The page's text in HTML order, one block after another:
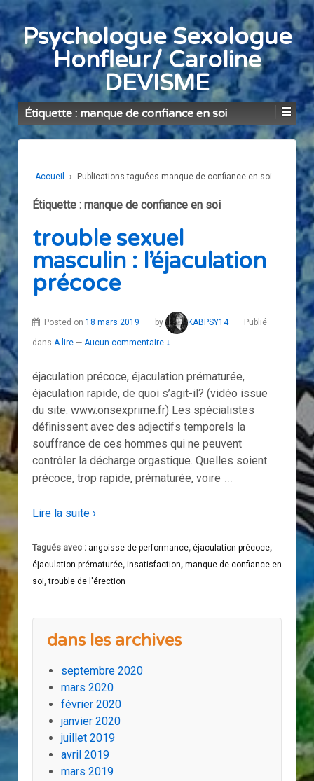
Psychologue Sexologue
Honfleur/ Caroline
DEVISME
Étiquette : manque de confiance en soi
Accueil › Publications taguées manque de confiance en soi
Étiquette : manque de confiance en soi
trouble sexuel
masculin : l’éjaculation
précoce
Posted on 18 mars 2019 by KABPSY14 Publié
dans A lire — Aucun commentaire ↓
éjaculation précoce, éjaculation prématurée,
éjaculation rapide, de quoi s’agit-il? (vidéo issue
du site: www.onsexprime.fr) Les spécialistes
définissent avec des adjectifs temporels la
souffrance de ces hommes qui ne peuvent
contrôler la décharge orgastique. Quelles soient
précoce, trop rapide, prématurée, voire …
Lire la suite ›
Tagués avec : angoisse de performance, éjaculation précoce,
éjaculation prématurée, insatisfaction, manque de confiance en
soi,trouble de l'érection
dans les archives
septembre 2020
mars 2020
février 2020
janvier 2020
juillet 2019
avril 2019
mars 2019